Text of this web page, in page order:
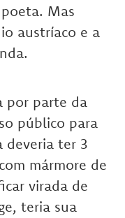
Mas
austríaco e a
por parte da
público para
deveria ter 3
mármore de
virada de
teria sua